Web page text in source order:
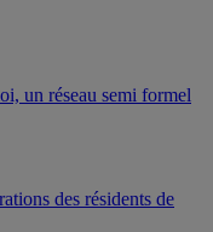
un réseau semi formel
des résidents de